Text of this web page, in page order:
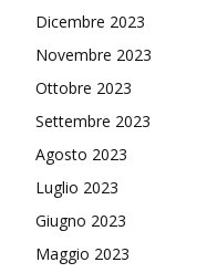
Dicembre 2023
Novembre 2023
Ottobre 2023
Settembre 2023
Agosto 2023
Luglio 2023
Giugno 2023
Maggio 2023